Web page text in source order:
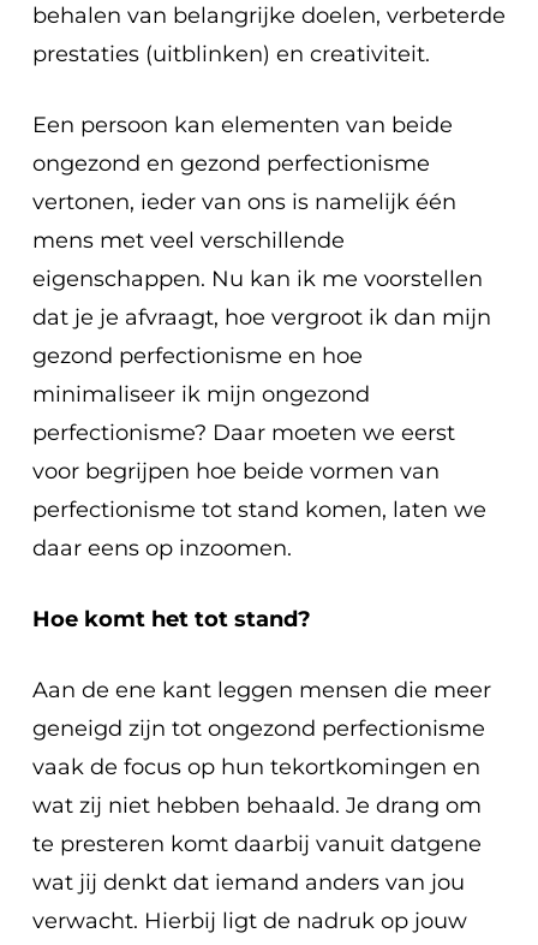
behalen van belangrijke doelen, verbeterde
prestaties (uitblinken) en creativiteit.
Een persoon kan elementen van beide
ongezond en gezond perfectionisme
vertonen, ieder van ons is namelijk één
mens met veel verschillende
eigenschappen. Nu kan ik me voorstellen
dat je je afvraagt, hoe vergroot ik dan mijn
gezond perfectionisme en hoe
minimaliseer ik mijn ongezond
perfectionisme? Daar moeten we eerst
voor begrijpen hoe beide vormen van
perfectionisme tot stand komen, laten we
daar eens op inzoomen.
Hoe komt het tot stand?
Aan de ene kant leggen mensen die meer
geneigd zijn tot ongezond perfectionisme
vaak de focus op hun tekortkomingen en
wat zij niet hebben behaald. Je drang om
te presteren komt daarbij vanuit datgene
wat jij denkt dat iemand anders van jou
verwacht. Hierbij ligt de nadruk op jouw